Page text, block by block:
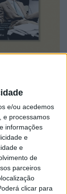
e/ou acedemos
e processamos
informações
e
e
de
parceiros
clicar para
-
na ordem do
a ver com
novos